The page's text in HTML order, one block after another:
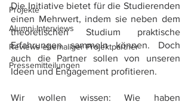
Projekte
Alumni-Interviews
Reviews ehemaliger Projektpartner
Pressemitteilungen
Die Initiative bietet für die Studierenden
einen Mehrwert, indem sie neben dem
theoretischen Studium praktische
Erfahrungen sammeln können. Doch
auch die Partner sollen von unseren
Ideen und Engagement profitieren.
Wir wollen wissen: Wie haben